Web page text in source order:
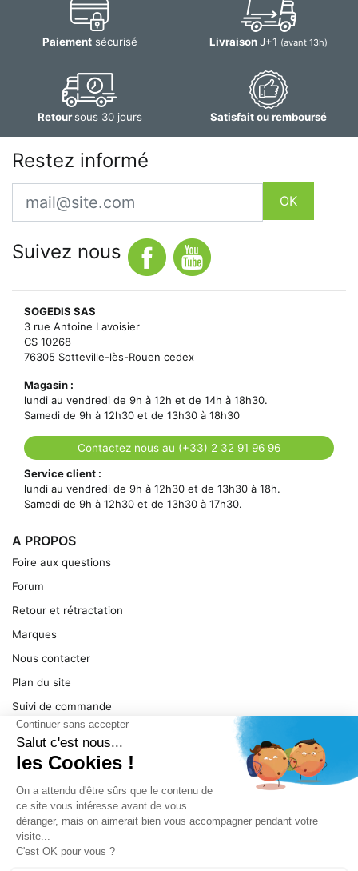
Paiementsécurisé LivraisonJ+1 (avant 13h)
Retoursous 30 jours Satisfait ou remboursé
Restez informé
Email
OK
Suivez nous
SOGEDIS SAS
3 rue Antoine Lavoisier
CS 10268
76305 Sotteville-lès-Rouen cedex
Magasin :
lundi au vendredi de 9h à 12h et de 14h à 18h30.
Samedi de 9h à 12h30 et de 13h30 à 18h30
Contactez nous au (+33) 2 32 91 96 96
Service client :
lundi au vendredi de 9h à 12h30 et de 13h30 à 18h.
Samedi de 9h à 12h30 et de 13h30 à 17h30.
A PROPOS
Foire aux questions
Forum
Retour et rétractation
Marques
Nous contacter
Plan du site
Suivi de commande
Ma facture
Mentions légales
SERVICE
Pièces détachées
Catégories de produit